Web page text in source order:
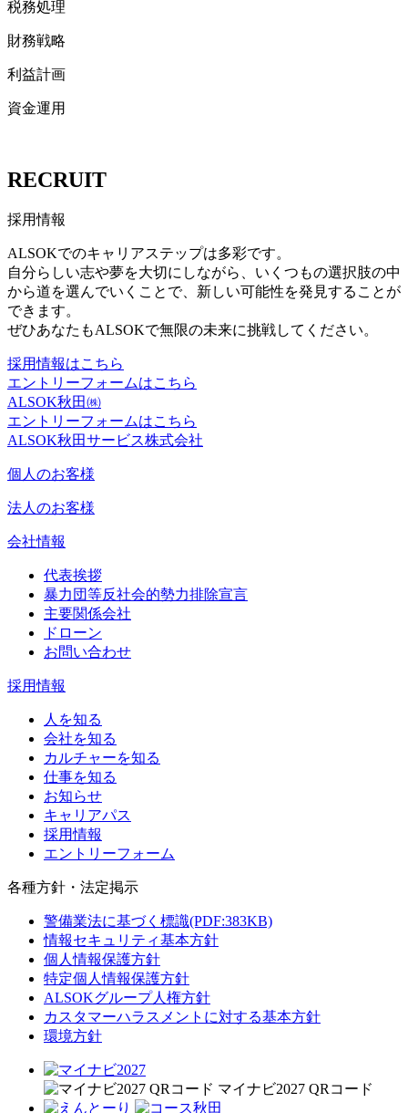
税務処理
財務戦略
利益計画
資金運用
RECRUIT
採用情報
ALSOKでのキャリアステップは多彩です。
自分らしい志や夢を大切にしながら、いくつもの選択肢の中
から道を選んでいくことで、新しい可能性を発見することが
できます。
ぜひあなたもALSOKで無限の未来に挑戦してください。
採用情報はこちら
エントリーフォームはこちら
ALSOK秋田㈱
エントリーフォームはこちら
ALSOK秋田サービス株式会社
個人のお客様
法人のお客様
会社情報
代表挨拶
暴力団等反社会的勢力排除宣言
主要関係会社
ドローン
お問い合わせ
採用情報
人を知る
会社を知る
カルチャーを知る
仕事を知る
お知らせ
キャリアパス
採用情報
エントリーフォーム
各種方針・法定掲示
警備業法に基づく標識(PDF:383KB)
情報セキュリティ基本方針
個人情報保護方針
特定個人情報保護方針
ALSOKグループ人権方針
カスタマーハラスメントに対する基本方針
環境方針
マイナビ2027 QRコード